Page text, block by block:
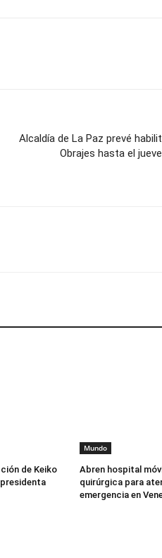
Alcaldía de La Paz prevé
Obrajes hasta el
de Keiko
Mundo
Abren hospital
quirúrgica para
emergencia en